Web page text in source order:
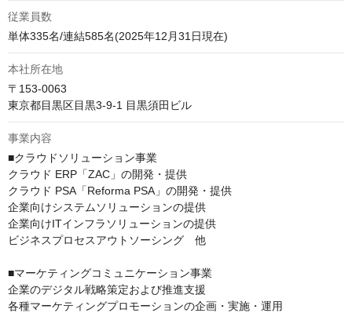
従業員数
単体335名/連結585名(2025年12月31日現在)
本社所在地
〒153-0063
東京都目黒区目黒3-9-1 目黒須田ビル
事業内容
■クラウドソリューション事業
クラウド ERP「ZAC」の開発・提供
クラウド PSA「Reforma PSA」の開発・提供
企業向けシステムソリューションの提供
企業向けITインフラソリューションの提供
ビジネスプロセスアウトソーシング　他
■マーケティングコミュニケーション事業
企業のデジタル戦略策定および推進支援
各種マーケティングプロモーションの企画・実施・運用